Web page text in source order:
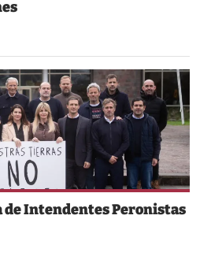
de Intendentes Peronistas